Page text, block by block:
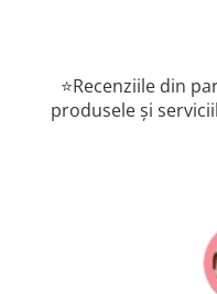
⭐Recenziile din
produsele și